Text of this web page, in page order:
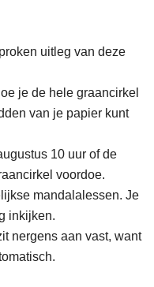
uitleg van deze
je de hele graancirkel
van je papier kunt
10 uur of de
voordoe.
mandalalessen. Je
inkijken.
nergens aan vast, want